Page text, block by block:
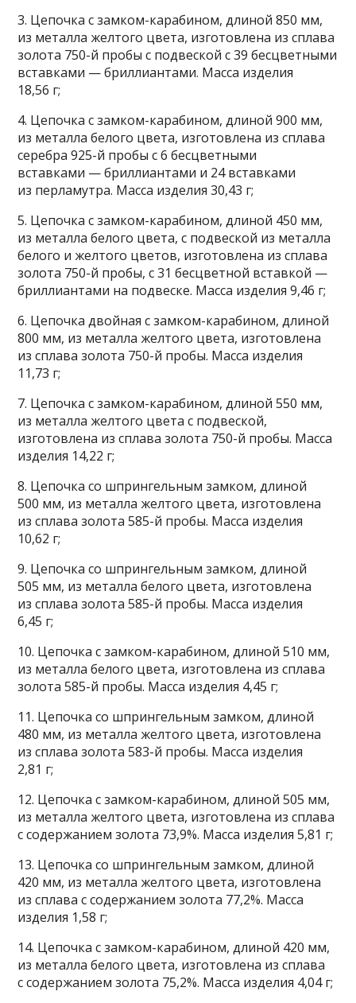
3. Цепочка с замком-карабином, длиной 850 мм,
из металла желтого цвета, изготовлена из сплава
золота 750-й пробы с подвеской с 39 бесцветными
вставками — бриллиантами. Масса изделия
18,56 г;
4. Цепочка с замком-карабином, длиной 900 мм,
из металла белого цвета, изготовлена из сплава
серебра 925-й пробы с 6 бесцветными
вставками — бриллиантами и 24 вставками
из перламутра. Масса изделия 30,43 г;
5. Цепочка с замком-карабином, длиной 450 мм,
из металла белого цвета, с подвеской из металла
белого и желтого цветов, изготовлена из сплава
золота 750-й пробы, с 31 бесцветной вставкой —
бриллиантами на подвеске. Масса изделия 9,46 г;
6. Цепочка двойная с замком-карабином, длиной
800 мм, из металла желтого цвета, изготовлена
из сплава золота 750-й пробы. Масса изделия
11,73 г;
7. Цепочка с замком-карабином, длиной 550 мм,
из металла желтого цвета с подвеской,
изготовлена из сплава золота 750-й пробы. Масса
изделия 14,22 г;
8. Цепочка со шпрингельным замком, длиной
500 мм, из металла желтого цвета, изготовлена
из сплава золота 585-й пробы. Масса изделия
10,62 г;
9. Цепочка со шпрингельным замком, длиной
505 мм, из металла белого цвета, изготовлена
из сплава золота 585-й пробы. Масса изделия
6,45 г;
10. Цепочка с замком-карабином, длиной 510 мм,
из металла белого цвета, изготовлена из сплава
золота 585-й пробы. Масса изделия 4,45 г;
11. Цепочка со шпрингельным замком, длиной
480 мм, из металла желтого цвета, изготовлена
из сплава золота 583-й пробы. Масса изделия
2,81 г;
12. Цепочка с замком-карабином, длиной 505 мм,
из металла желтого цвета, изготовлена из сплава
с содержанием золота 73,9%. Масса изделия 5,81 г;
13. Цепочка со шпрингельным замком, длиной
420 мм, из металла желтого цвета, изготовлена
из сплава с содержанием золота 77,2%. Масса
изделия 1,58 г;
14. Цепочка с замком-карабином, длиной 420 мм,
из металла белого цвета, изготовлена из сплава
с содержанием золота 75,2%. Масса изделия 4,04 г;